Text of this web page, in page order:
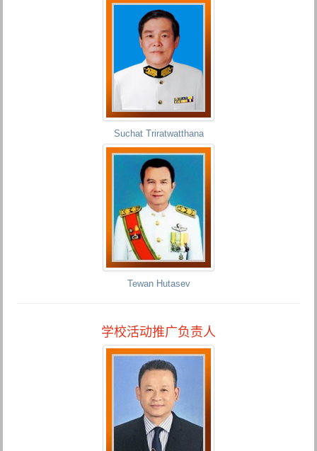
Suchat Triratwatthana
Tewan Hutasev
学校活动推广负责人